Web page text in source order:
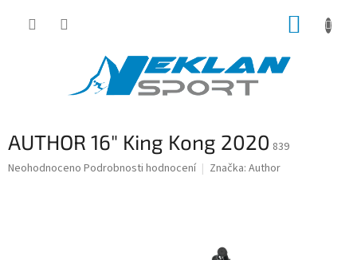
AUTHOR 16" King Kong 2020 839
Průměrné
Neohodnoceno Podrobnosti hodnocení Značka: Author